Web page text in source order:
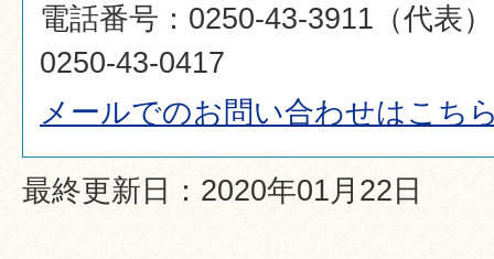
電話番号：0250-43-3911（代表
0250-43-0417
メールでのお問い合わせはこち
最終更新日：2020年01月22日